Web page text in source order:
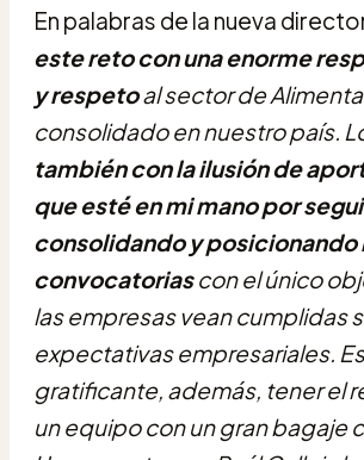
En palabras de la nueva
este reto con una enorme
y respetoal sector de
consolidado en nuestro país.
también con la ilusión de
que esté en mi mano por
consolidando y posicionando
convocatoriascon el único
las empresas vean cumplidas
expectativas empresariales.
gratificante, además, tener el
un equipo con un gran bagaje